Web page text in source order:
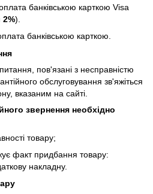
банківською карткою Visa
2%).
банківською карткою.
пов'язані з несправністю
обслуговування зв'яжіться
вказаним на сайті.
звернення необхідно
товару;
факт придбання товару:
накладну.